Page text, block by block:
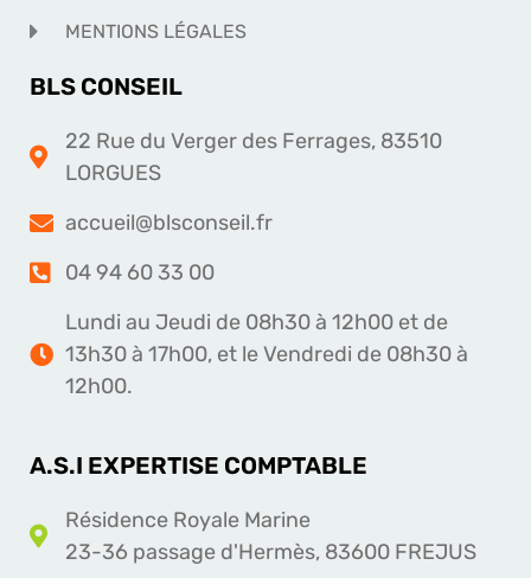
MENTIONS LÉGALES
BLS CONSEIL
22 Rue du Verger des Ferrages, 83510
LORGUES
accueil@blsconseil.fr
04 94 60 33 00
Lundi au Jeudi de 08h30 à 12h00 et de
13h30 à 17h00, et le Vendredi de 08h30 à
12h00.
A.S.I EXPERTISE COMPTABLE
Résidence Royale Marine
23-36 passage d'Hermès, 83600 FREJUS